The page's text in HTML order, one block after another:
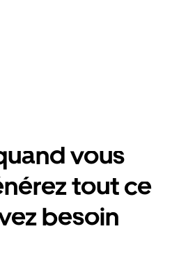
vous
tout ce
besoin